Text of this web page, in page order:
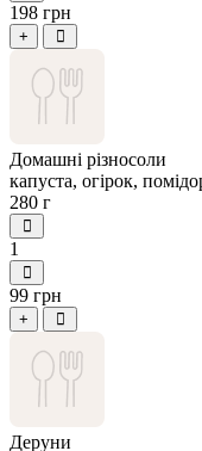
198 грн
+
Домашні різносоли
капуста, огірок,
280 г
1
99 грн
+
Деруни